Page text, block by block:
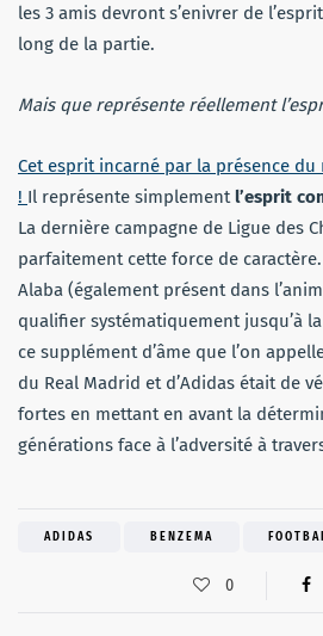
les 3 amis devront s’enivrer de
long de la partie.
Mais que représente réellement
Cet esprit incarné par la présence du
! Il représente simplementl’esprit
La dernière campagne de Ligue des
parfaitement cette force de
Alaba (également présent dans
qualifier systématiquement jusqu’à
ce supplément d’âme que l’on
du Real Madrid et d’Adidas était de
fortes en mettant en avant la
générations face à l’adversité à
ADIDAS BENZEMA
0